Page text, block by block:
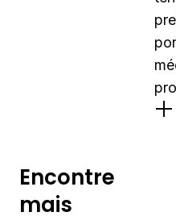
Encontre
mais